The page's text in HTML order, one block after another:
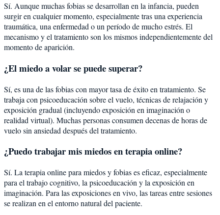
Sí. Aunque muchas fobias se desarrollan en la infancia, pueden
surgir en cualquier momento, especialmente tras una experiencia
traumática, una enfermedad o un período de mucho estrés. El
mecanismo y el tratamiento son los mismos independientemente del
momento de aparición.
¿El miedo a volar se puede superar?
Sí, es una de las fobias con mayor tasa de éxito en tratamiento. Se
trabaja con psicoeducación sobre el vuelo, técnicas de relajación y
exposición gradual (incluyendo exposición en imaginación o
realidad virtual). Muchas personas consumen decenas de horas de
vuelo sin ansiedad después del tratamiento.
¿Puedo trabajar mis miedos en terapia online?
Sí. La terapia online para miedos y fobias es eficaz, especialmente
para el trabajo cognitivo, la psicoeducación y la exposición en
imaginación. Para las exposiciones en vivo, las tareas entre sesiones
se realizan en el entorno natural del paciente.